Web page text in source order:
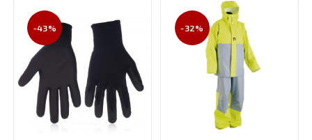
-43% -32%